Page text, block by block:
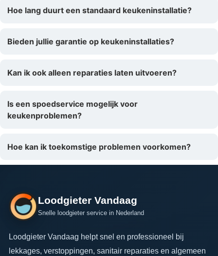
Hoe lang duurt een standaard keukeninstallatie?
Bieden jullie garantie op keukeninstallaties?
Kan ik ook alleen reparaties laten uitvoeren?
Is een spoedservice mogelijk voor
keukenproblemen?
Hoe kan ik toekomstige problemen voorkomen?
Loodgieter Vandaag
Snelle loodgieter service in Nederland
Loodgieter Vandaag helpt snel en professioneel bij
lekkages, verstoppingen, sanitair reparaties en algemeen